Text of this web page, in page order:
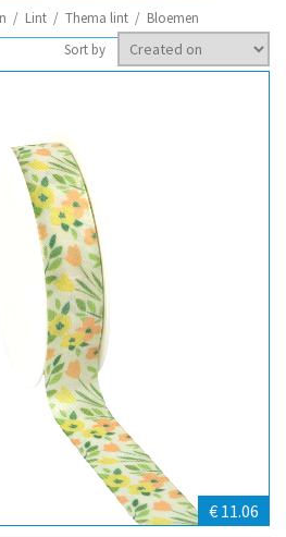
/ Lint / Thema lint / Bloemen
Sort by
€ 11.06